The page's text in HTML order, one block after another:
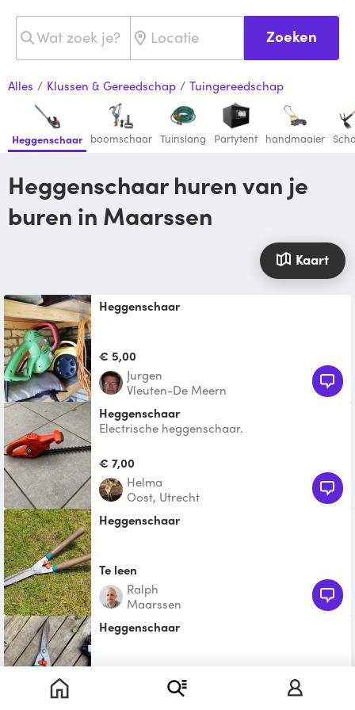
Zoeken
Alles / Klussen & Gereedschap / Tuingereedschap
Heggenschaar boomschaar Tuinslang Partytent handmaaier
Heggenschaar huren van je
buren in Maarssen
Kaart
Heggenschaar
€ 5,00
Jurgen
Vleuten-De Meern
heggenschaar
Electrische heggenschaar.
€ 7,00
Helma
Oost, Utrecht
Heggenschaar
Te leen
Ralph
Maarssen
Heggenschaar
Angelique